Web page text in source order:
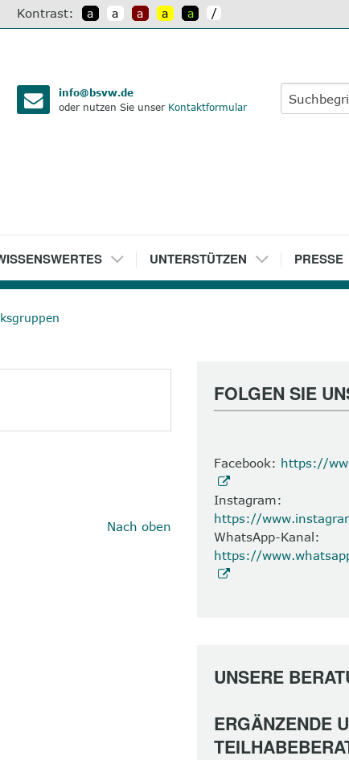
Kontrast: a a a a a /
info@bsvw.de
oder nutzen Sie unser Kontaktformular
6
UNTERSTÜTZEN 7
PRESSE
Nach oben
FOLGEN SIE
Facebook: https://
Instagram:
https://
WhatsApp-Kanal:
https://
UNSERE
ERGÄNZENDE